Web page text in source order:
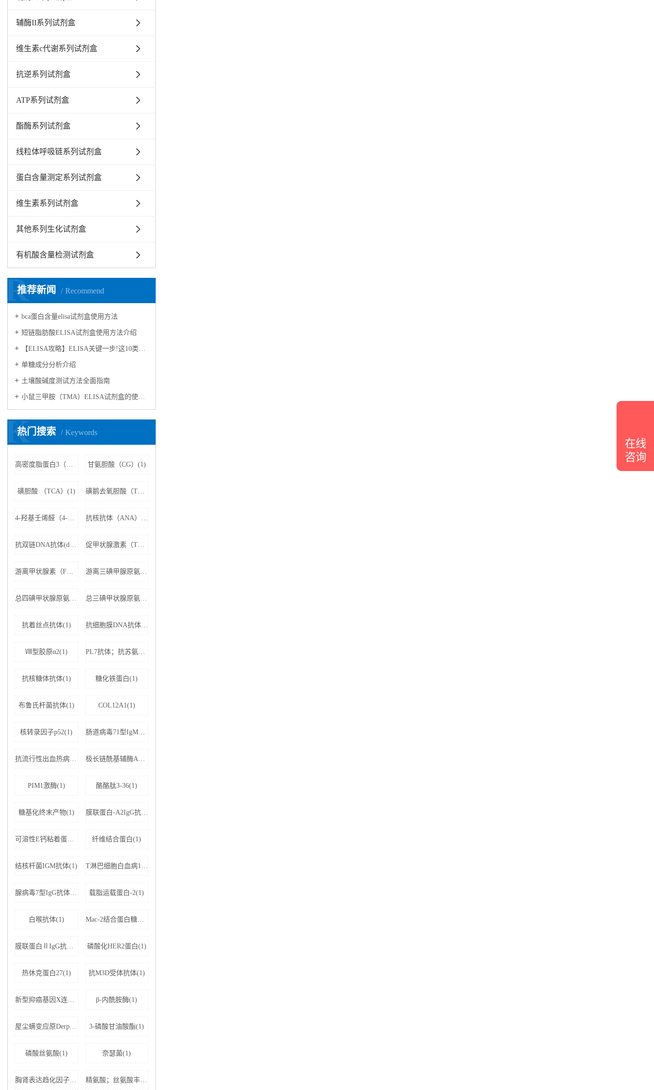
辅酶II系列试剂盒
维生素c代谢系列试剂盒
抗逆系列试剂盒
ATP系列试剂盒
酯酶系列试剂盒
线粒体呼吸链系列试剂盒
蛋白含量测定系列试剂盒
维生素系列试剂盒
其他系列生化试剂盒
有机酸含量检测试剂盒
推荐新闻 Recommend
R
bca蛋白含量elisa试剂盒使用方法
短链脂肪酸ELISA试剂盒使用方法介绍
【ELISA攻略】ELISA关键一步!这10类样品要如何处理?
​单糖成分分析介绍
​土壤酸碱度测试方法全面指南
小鼠三甲胺（TMA）ELISA试剂盒的使用方法
热门搜索 Keywords
K
高密度脂蛋白3（HDL3）(1) 甘氨胆酸（CG）(1)
磺胆酸 （TCA）(1) 磺鹅去氧胆酸（TCDCA）(1)
4-羟基壬烯醛（4-HNE）(1) 抗核抗体（ANA）(1)
抗双链DNA抗体(dsDNA)(1) 促甲状腺激素（TSH）(1)
游离甲状腺素（FT4）(1) 游离三碘甲腺原氨酸（FT3）(1)
总四碘甲状腺原氨酸（TT4）(1) 总三碘甲状腺原氨酸（TT3)(1)
抗着丝点抗体(1) 抗细胞膜DNA抗体(1)
Ⅷ型胶原α2(1) PL7抗体；抗苏氨酰tRNA合成酶(1)
抗核糖体抗体(1) 糖化铁蛋白(1)
布鲁氏杆菌抗体(1) COL12A1(1)
核转录因子p52(1) 肠道病毒71型IgM抗体(1)
抗流行性出血热病毒IgM抗体(1) 极长链酰基辅酶A脱氢酶(1)
PIM1激酶(1) 酪酪肽3-36(1)
糖基化终末产物(1) 膜联蛋白-A2IgG抗体(1)
可溶性E钙粘着蛋白;可溶性上皮性钙黏附蛋白(1) 纤维结合蛋白(1)
结核杆菌IGM抗体(1) T淋巴细胞白血病1+2型病毒(1)
腺病毒7型IgG抗体(1) 载脂运载蛋白-2(1)
白喉抗体(1) Mac-2结合蛋白糖基化异构体(1)
膜联蛋白ⅡIgG抗体(1) 磷酸化HER2蛋白(1)
热休克蛋白27(1) 抗M3D受体抗体(1)
新型抑癌基因X连锁凋亡抑制蛋白相关因子-1(1) β-内酰胺酶(1)
屋尘螨变应原Derp1 IgE抗体(1) 3-磷酸甘油酸酯(1)
磷酸丝氨酸(1) 奈瑟菌(1)
胸肾表达趋化因子(1) 精氨酸；丝氨酸丰富剪接因子1(1)
在线
咨询